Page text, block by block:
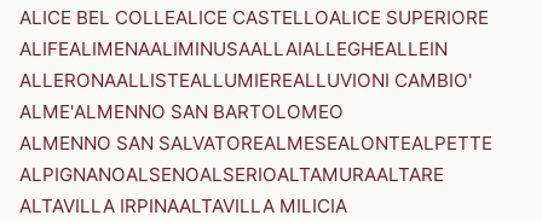
ALICE BEL COLLEALICE CASTELLOALICE SUPERIORE
ALIFEALIMENAALIMINUSAALLAIALLEGHEALLEIN
ALLERONAALLISTEALLUMIEREALLUVIONI CAMBIO'
ALME'ALMENNO SAN BARTOLOMEO
ALMENNO SAN SALVATOREALMESEALONTEALPETTE
ALPIGNANOALSENOALSERIOALTAMURAALTARE
ALTAVILLA IRPINAALTAVILLA MILICIA